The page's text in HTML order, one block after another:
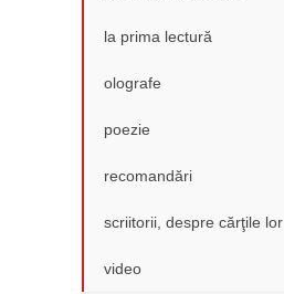
la prima lectură
olografe
poezie
recomandări
scriitorii, despre cărţile lor
video